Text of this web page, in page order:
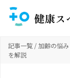
記事一覧 /加齢の悩み
を解説